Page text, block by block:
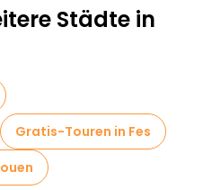
in Marrakesch
Städte in
Gratis-Touren in Fes